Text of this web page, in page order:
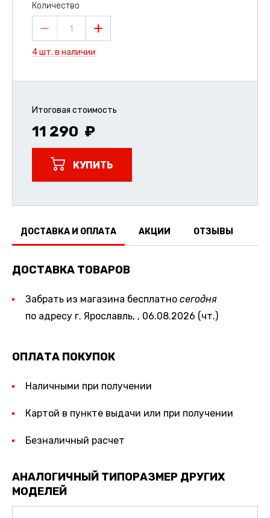
Количество
1
4 шт. в наличии
Итоговая стоимость
11 290
КУПИТЬ
ДОСТАВКА И ОПЛАТА АКЦИИ ОТЗЫВЫ
ДОСТАВКА ТОВАРОВ
Забрать из магазина бесплатно сегодня
по адресу г. Ярославль, , 06.08.2026 (чт.)
ОПЛАТА ПОКУПОК
Наличными при получении
Картой в пункте выдачи или при получении
Безналичный расчет
АНАЛОГИЧНЫЙ ТИПОРАЗМЕР ДРУГИХ
МОДЕЛЕЙ